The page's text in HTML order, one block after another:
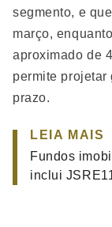
segmento, e
março,
aproximado de
permite
prazo.
LEIA MAIS
Fundos
inclui